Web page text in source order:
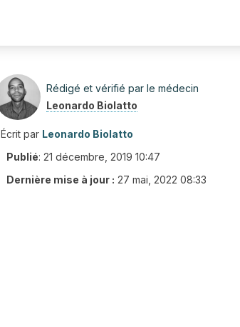
Rédigé et vérifié par le médecin
Leonardo Biolatto
Écrit par Leonardo Biolatto
Publié: 21 décembre, 2019 10:47
Dernière mise à jour : 27 mai, 2022 08:33